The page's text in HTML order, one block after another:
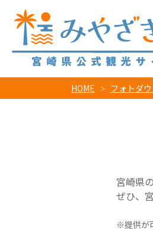
HOME フォトダ
宮崎県
ぜひ、
提供が